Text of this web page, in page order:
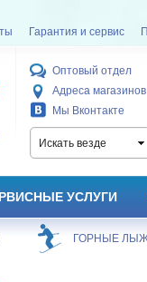
Гарантия и сервис
Оптовый отдел
Адреса магазинов
Мы Вконтакте
Искать везде
УСЛУГИ
ГОРНЫЕ